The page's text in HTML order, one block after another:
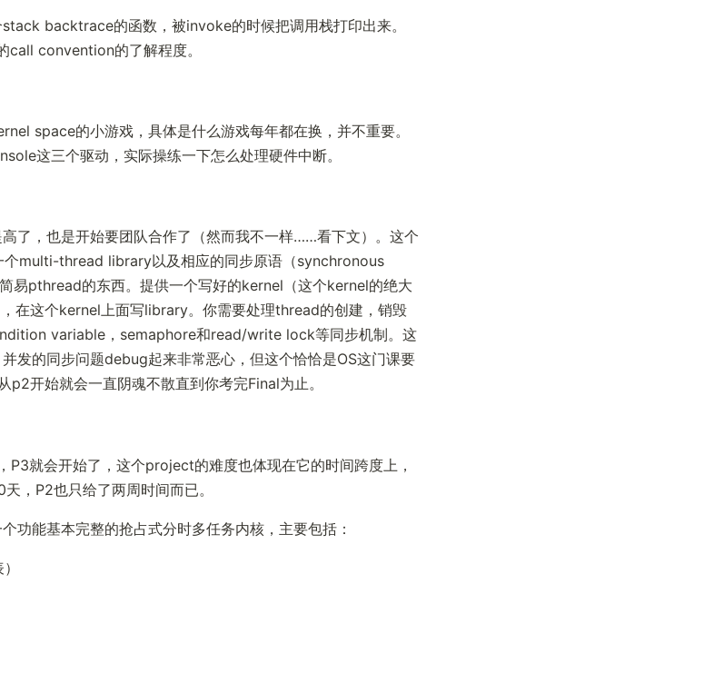
backtrace的函数，被invoke的时候把调用栈打印出来。
call convention的了解程度。
space的小游戏，具体是什么游戏每年都在换，并不重要。
这三个驱动，实际操练一下怎么处理硬件中断。
了，也是开始要团队合作了（然而我不一样……看下文）。这个
multi-thread library以及相应的同步原语（synchronous
易pthread的东西。提供一个写好的kernel（这个kernel的绝大
在这个kernel上面写library。你需要处理thread的创建，销毁
variable，semaphore和read/write lock等同步机制。这
发的同步问题debug起来非常恶心，但这个恰恰是OS这门课要
p2开始就会一直阴魂不散直到你考完Final为止。
P3就会开始了，这个project的难度也体现在它的时间跨度上，
，P2也只给了两周时间而已。
功能基本完整的抢占式分时多任务内核，主要包括：